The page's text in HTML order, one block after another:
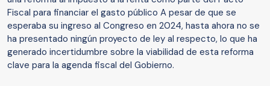
Fiscal para financiar el gasto público A pesar de que se
esperaba su ingreso al Congreso en 2024, hasta ahora no se
ha presentado ningún proyecto de ley al respecto, lo que ha
generado incertidumbre sobre la viabilidad de esta reforma
clave para la agenda fiscal del Gobierno.